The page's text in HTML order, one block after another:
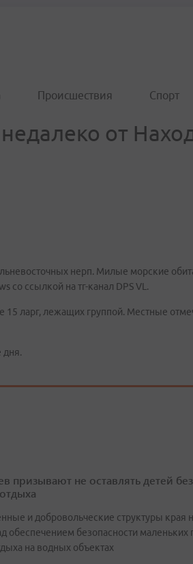
Происшествия Спорт
от
нерп. Милые морские
со ссылкой на тг-канал DPS VL.
ларг, лежащих группой. Местные
дня.
призывают не оставлять детей
и добровольческие структуры края
обеспечением безопасности
на водных объектах